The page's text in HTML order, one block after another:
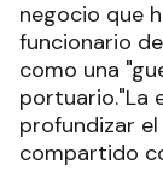
negocio que
funcionario
como una
portuario."La
profundizar
compartido